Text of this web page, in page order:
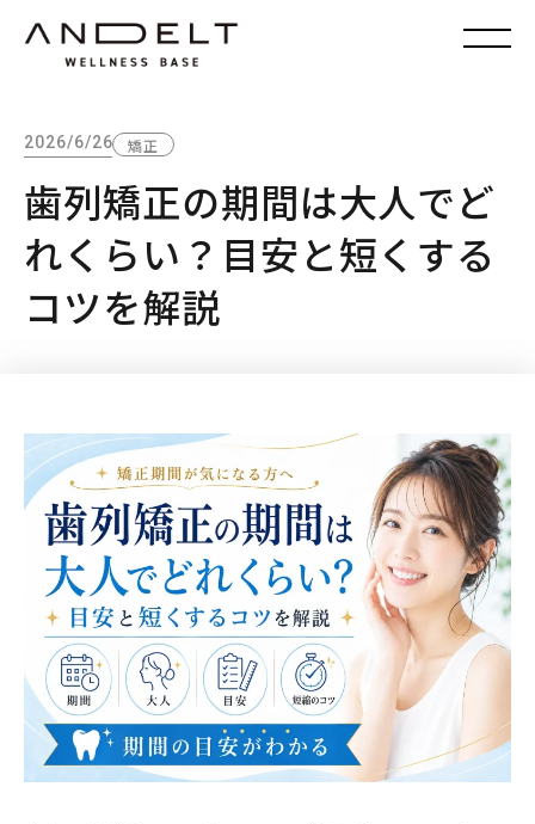
2026/6/26 矯正
歯列矯正の期間は大人でど
れくらい？目安と短くする
コツを解説